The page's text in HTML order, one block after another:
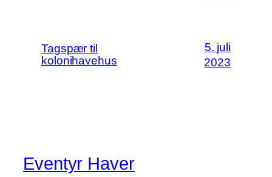
Tagspær til
kolonihavehus
5. juli
2023
Eventyr Haver